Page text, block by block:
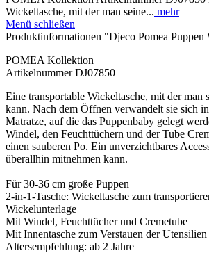
Wickeltasche, mit der man seine... mehr
Menü schließen
Produktinformationen "Djeco Pomea Puppen
POMEA Kollektion
Artikelnummer DJ07850
Eine transportable Wickeltasche, mit der man
kann. Nach dem Öffnen verwandelt sie sich
Matratze, auf die das Puppenbaby gelegt
Windel, den Feuchttüchern und der Tube
einen sauberen Po. Ein unverzichtbares
überallhin mitnehmen kann.
Für 30-36 cm große Puppen
2-in-1-Tasche: Wickeltasche zum
Wickelunterlage
Mit Windel, Feuchttücher und Cremetube
Mit Innentasche zum Verstauen der Utensilien
Altersempfehlung: ab 2 Jahre